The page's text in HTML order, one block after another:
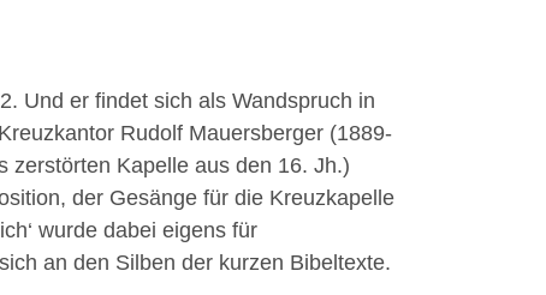
Und er findet sich als Wandspruch in
Rudolf Mauersberger (1889-
zerstörten Kapelle aus den 16. Jh.)
der Gesänge für die Kreuzkapelle
wurde dabei eigens für
an den Silben der kurzen Bibeltexte.